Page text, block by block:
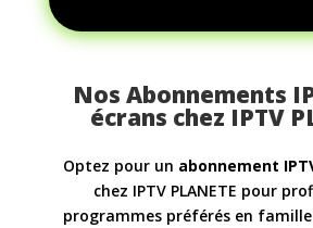
Nos Abonnements
écrans chez IPTV
Optez pour un abonnement
chez IPTV PLANETE pour
programmes préférés en